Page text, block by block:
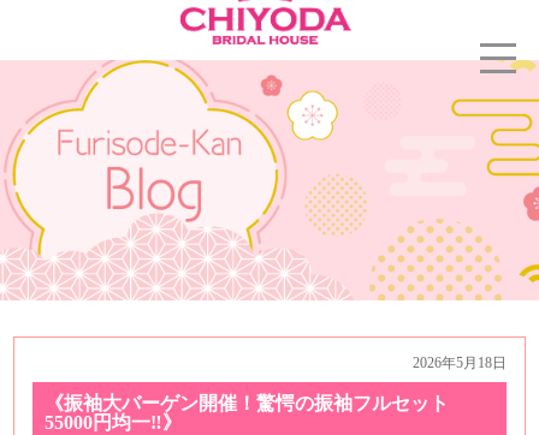
2026年5月18日
《振袖大バーゲン開催！驚愕の振袖フルセット
55000円均一‼︎》